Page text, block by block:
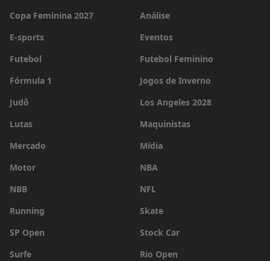
Copa Feminina 2027
Análise
E-sports
Eventos
Futebol
Futebol Feminino
Fórmula 1
Jogos de Inverno
Judô
Los Angeles 2028
Lutas
Maquinistas
Mercado
Mídia
Motor
NBA
NBB
NFL
Running
Skate
SP Open
Stock Car
Surfe
Rio Open